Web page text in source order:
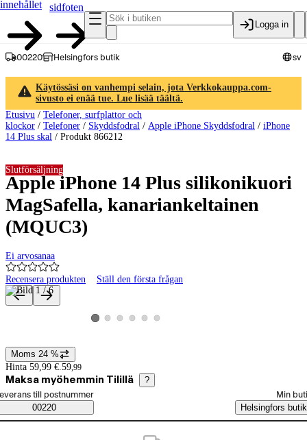
innehållet
sidfoten
Logga in
00220 Helsingfors butik sv
Käytössäsi on vanhempi selain, jota Verkkokauppa.com-
sivusto ei enää tue. Lue lisää täältä.
Etusivu / Telefoner, surfplattor och
klockor / Telefoner / Skyddsfodral / Apple iPhone Skyddsfodral / iPhone
14 Plus skal / Produkt 866212
Apple iPhone 14 Plus silikonikuori
MagSafella, kanariankeltainen
(MQUC3)
Ei arvosanaa
Recensera produkten Ställ den första frågan
Slutförsäljning
Produktbilder och videor
Visa produktbild 1
Visa produktbild 2
Visa produktbild 3
Visa produktbild 4
Visa produktbild 5
Visa produktbild 6
Prisinformation
Moms 24 %
Hinta 59,99 €. 59,99
Maksa myöhemmin Tilillä ?
Saatavuustiedot
beställningssätt
till postnummer
00220
Min
Helsingfors butik